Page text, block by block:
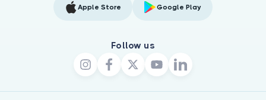
Apple Store Google Play
Follow us